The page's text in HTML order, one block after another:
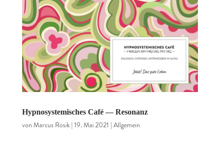
Hypnosystemisches Café — Resonanz
von Marcus Rosik| 19. Mai 2021 | Allgemein